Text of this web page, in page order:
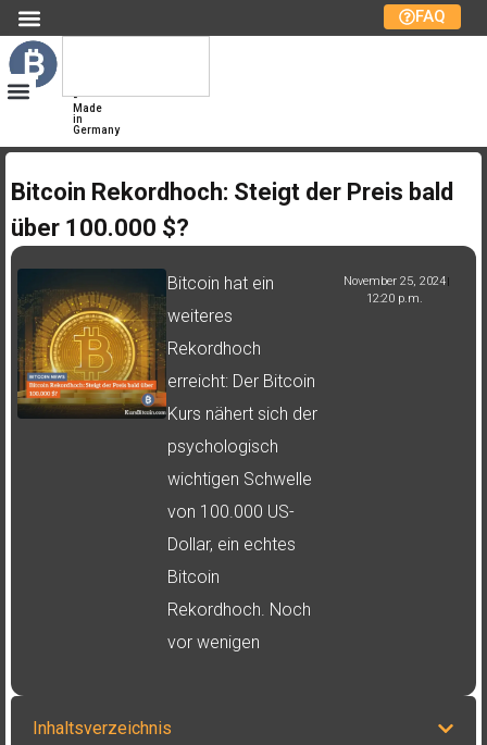
FAQ
-
Made
in
Germany
Bitcoin Rekordhoch: Steigt der Preis bald
über 100.000 $?
Bitcoin hat ein
weiteres
Rekordhoch
erreicht: Der Bitcoin
Kurs nähert sich der
psychologisch
wichtigen Schwelle
von 100.000 US-
Dollar, ein echtes
Bitcoin
Rekordhoch. Noch
vor wenigen
November 25, 2024
12:20 p.m.
Inhaltsverzeichnis